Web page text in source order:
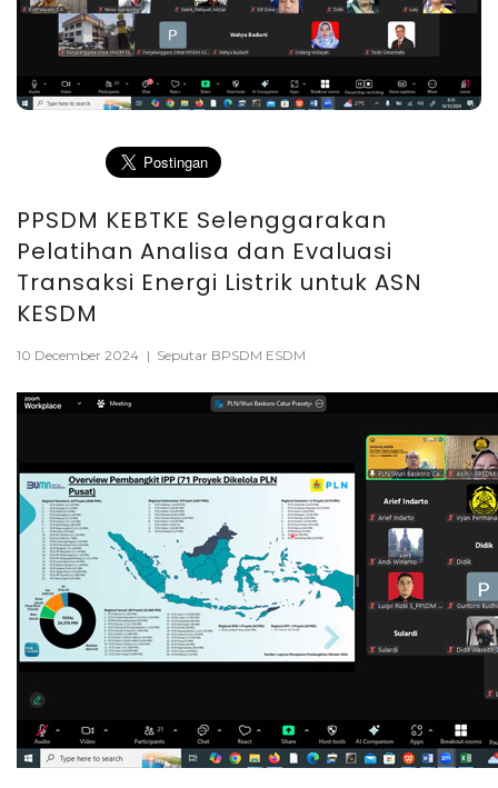
PPSDM KEBTKE Selenggarakan
Pelatihan Analisa dan Evaluasi
Transaksi Energi Listrik untuk ASN
KESDM
10 December 2024 | Seputar BPSDM ESDM